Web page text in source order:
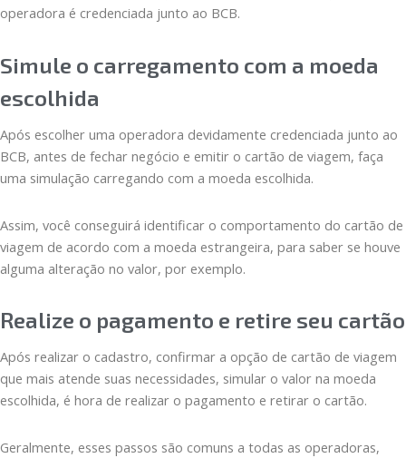
operadora é credenciada junto ao BCB.
Simule o carregamento com a moeda
escolhida
Após escolher uma operadora devidamente credenciada junto ao
BCB, antes de fechar negócio e emitir o cartão de viagem, faça
uma simulação carregando com a moeda escolhida.
Assim, você conseguirá identificar o comportamento do cartão de
viagem de acordo com a moeda estrangeira, para saber se houve
alguma alteração no valor, por exemplo.
Realize o pagamento e retire seu cartão
Após realizar o cadastro, confirmar a opção de cartão de viagem
que mais atende suas necessidades, simular o valor na moeda
escolhida, é hora de realizar o pagamento e retirar o cartão.
Geralmente, esses passos são comuns a todas as operadoras,